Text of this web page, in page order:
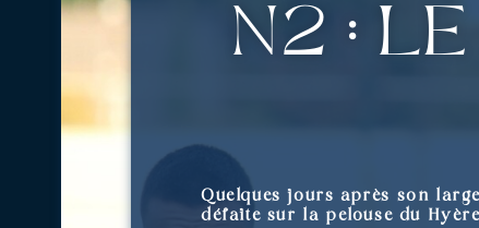
N2 :
Quelques jours après son
défaite sur la pelouse du